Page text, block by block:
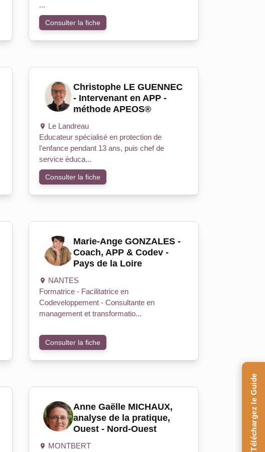
...
Consulter la fiche
Christophe LE GUENNEC
- Intervenant en APP -
méthode APEOS®
Le Landreau
Educateur spécialisé en protection de
l'enfance pendant 13 ans, puis chef de
service éduca...
Consulter la fiche
Marie-Ange GONZALES -
Coach, APP & Codev -
Pays de la Loire
NANTES
Formatrice - Facilitatrice en
Codeveloppement - Consultante en
management et transformatio...
Consulter la fiche
Anne Gaëlle MICHAUX,
analyse de la pratique,
Ouest - Nord-Ouest
MONTBERT
Téléchargez le Guide